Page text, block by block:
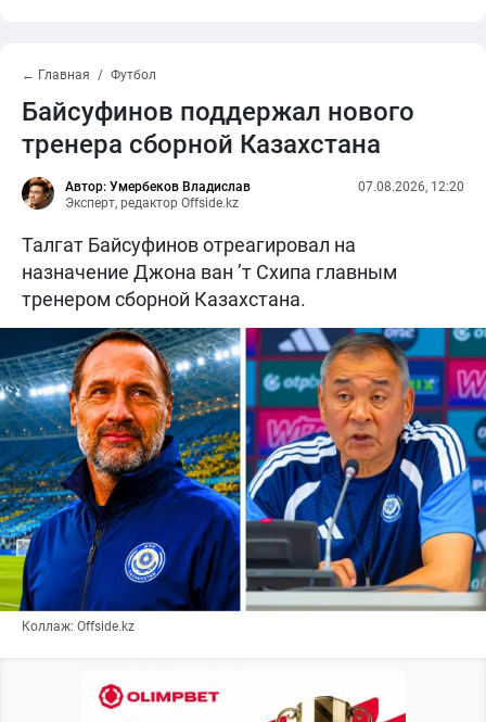
← Главная Футбол
Байсуфинов поддержал нового
тренера сборной Казахстана
Автор: Умербеков Владислав
Эксперт, редактор Offside.kz
07.08.2026, 12:20
Талгат Байсуфинов отреагировал на
назначение Джона ван ’т Схипа главным
тренером сборной Казахстана.
Коллаж: Offside.kz